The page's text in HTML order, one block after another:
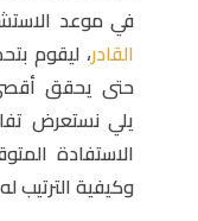
في موعد
القادر، ليقوم
حتى يحقق
يلي نستعرض
الاستفادة
وكيفية الترتيب